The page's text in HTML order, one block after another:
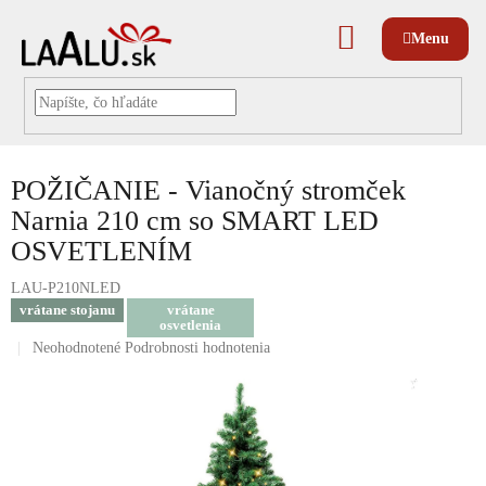
NÁKUPNÝ
KOŠÍK
POŽIČANIE - Vianočný stromček
Narnia 210 cm so SMART LED
OSVETLENÍM
LAU-P210NLED
vrátane stojanu
vrátane
osvetlenia
Priemerné
Neohodnotené Podrobnosti hodnotenia